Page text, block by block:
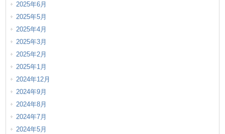
2025年6月
2025年5月
2025年4月
2025年3月
2025年2月
2025年1月
2024年12月
2024年9月
2024年8月
2024年7月
2024年5月